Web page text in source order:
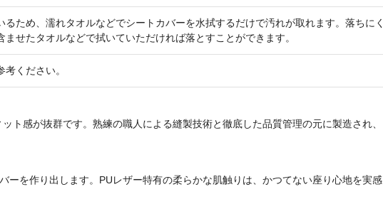
るため、濡れタオルなどでシートカバーを水拭するだけで汚れが取れます。落ちにく
せたタオルなどで拭いていただければ落とすことができます。
ください。
ト感が抜群です。熟練の職人による縫製技術と徹底した品質管理の元に製造され、
を作り出します。PUレザー特有の柔らかな肌触りは、かつてない座り心地を実感